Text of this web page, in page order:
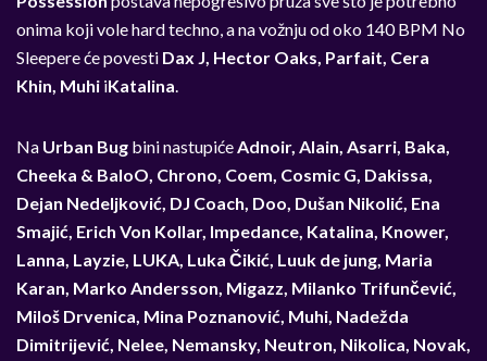
onima koji vole hard techno, a na vožnju od oko 140 BPM No
Sleepere će povesti Dax J, Hector Oaks, Parfait, Cera
Khin, Muhi iKatalina.
Na Urban Bug bini nastupićeAdnoir, Alain, Asarri, Baka,
Cheeka & BaloO, Chrono, Coem, Cosmic G, Dakissa,
Dejan Nedeljković, DJ Coach, Doo, Dušan Nikolić, Ena
Smajić, Erich Von Kollar, Impedance, Katalina, Knower,
Lanna, Layzie, LUKA, Luka Čikić, Luuk de jung, Maria
Karan, Marko Andersson, Migazz, Milanko Trifunčević,
Miloš Drvenica, Mina Poznanović, Muhi, Nadežda
Dimitrijević, Nelee, Nemansky, Neutron, Nikolica, Novak,